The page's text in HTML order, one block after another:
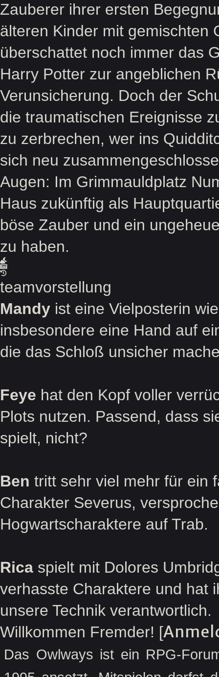
Zauberer ihrer ersten
älteren Kinder mit gemischten
überschattet noch immer das
Harry Potter zur angeblichen
Verunsicherung. Doch der
die traumatischen Ereignisse
zu zerbrechen, wer ins
sich neu
Augen: Im Grimmauldplatz
Haus zukünftig als
böse Zauber und ein
zu haben.
teamvorstellung
Mandy ist eine Vielposterin
insbesondere eine Hand auf
die das Schloß unsicher
Feye hat den Kopf voller
Plots nutzen. Passend, dass
spielt, nicht?
Ben tritt sehr viel mehr für ein
Charakter Severus,
Hogwartscharaktere auf Trab.
Rica spielt mit Dolores
verhasste Charaktere und hat
unsere Technik verantwortlich.
Willkommen Fremder! [
Das Owlways ist ein RPG-